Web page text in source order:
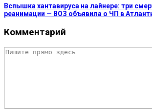
Вспышка хантавируса на лайнере: три
реанимации — ВОЗ объявила о ЧП в
Комментарий